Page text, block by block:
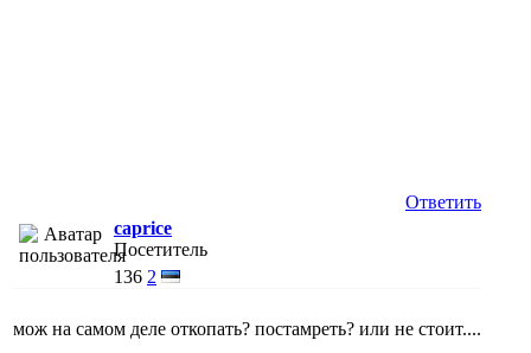
Ответить
caprice
Посетитель
136 2
мож на самом деле откопать? постамреть? или не стоит....